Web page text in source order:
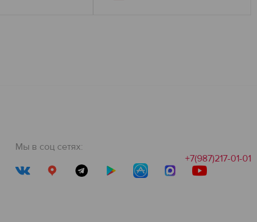
Мы в соц сетях:
+7(987)217-01-01